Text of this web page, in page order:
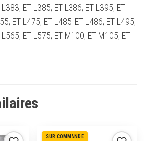
ET L385; ET L386; ET L395; ET
ET L475; ET L485; ET L486; ET L495;
ET L575; ET M100; ET M105; ET
SUR COMMANDE